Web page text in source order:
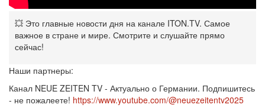
💥 Это главные новости дня на канале ITON.TV. Самое
важное в стране и мире. Смотрите и слушайте прямо
сейчас!
Наши партнеры:
Канал NEUE ZEITEN TV - Актуально о Германии. Подпишитесь
- не пожалеете! https://www.youtube.com/@neuezeitentv2025